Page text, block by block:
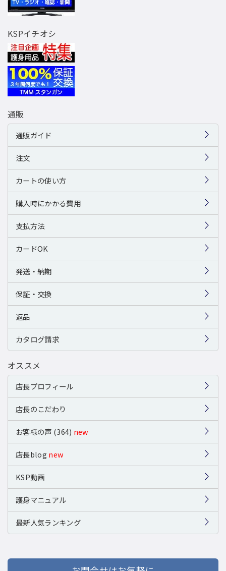
KSPイチオシ
通販
通販ガイド
注文
カートの使い方
購入時にかかる費用
支払方法
カードOK
発送・納期
保証・交換
返品
カタログ請求
オススメ
店長プロフィール
店長のこだわり
お客様の声 (364) new
店長blog new
KSP動画
護身マニュアル
最新人気ランキング